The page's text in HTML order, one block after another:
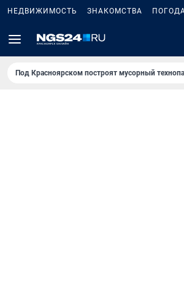
НЕДВИЖИМОСТЬ ЗНАКОМСТВА
Под Крaсноярском построят мусорный